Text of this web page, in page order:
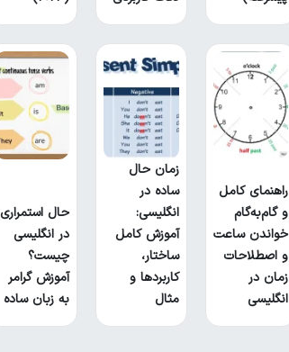
راهنمای کامل
و گام‌به‌گام
خواندن ساعت
و اصطلاحات
زمان در
انگلیسی
زمان حال
ساده در
انگلیسی:
آموزش کامل
ساختار،
کاربردها و
مثال
حال استمراری
در انگلیسی
چیست؟
آموزش گرامر
به زبان ساده